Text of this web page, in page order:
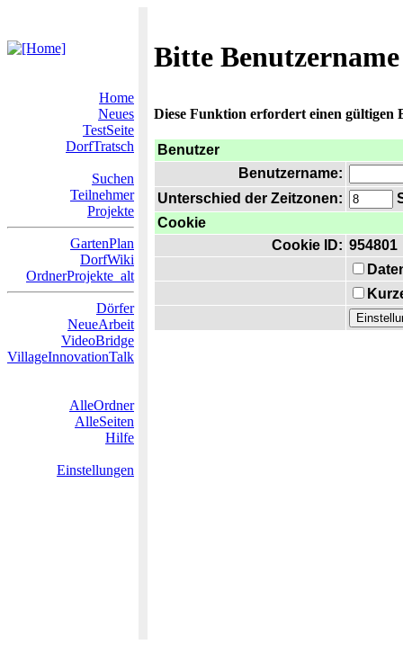
Bitte
Home
Neues
TestSeite
DorfTratsch
Suchen
Teilnehmer
Projekte
GartenPlan
DorfWiki
OrdnerProjekte_alt
Dörfer
NeueArbeit
VideoBridge
VillageInnovationTalk
AlleOrdner
AlleSeiten
Hilfe
Einstellungen
Diese Funktion erfordert einen gültigen
Benutzer
Benutzername:
Unterschied der Zeitzonen:
Cookie
Cookie ID: 954801